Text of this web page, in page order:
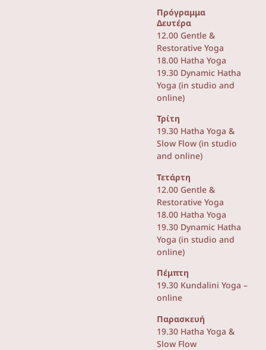
Πρόγραμμα
Δευτέρα
12.00 Gentle &
Restorative Yoga
18.00 Hatha Yoga
19.30 Dynamic Hatha
Yoga (in studio and
online)
Τρίτη
19.30 Hatha Yoga &
Slow Flow (in studio
and online)
Τετάρτη
12.00 Gentle &
Restorative Yoga
18.00 Hatha Yoga
19.30 Dynamic Hatha
Yoga (in studio and
online)
Πέμπτη
19.30 Kundalini Yoga –
online
Παρασκευή
19.30 Hatha Yoga &
Slow Flow